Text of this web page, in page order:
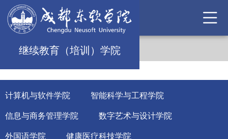
继续教育（培训）学院
计算机与软件学院 智能科学与工程学院
信息与商务管理学院 数字艺术与设计学院
外国语学院 健康医疗科技学院